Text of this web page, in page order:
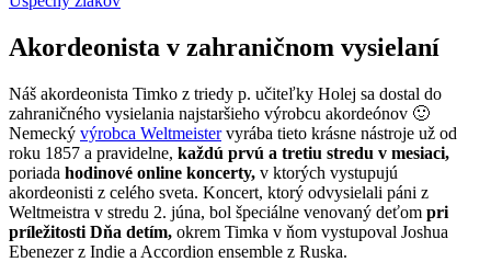
Akordeonista v zahraničnom vysielaní
Náš akordeonista Timko z triedy p. učiteľky Holej sa dostal do
zahraničného vysielania najstaršieho výrobcu akordeónov 🙂
Nemecký výrobca Weltmeistervyrába tieto krásne nástroje už od
roku 1857 a pravidelne, každú prvú a tretiu stredu v mesiaci,
poriada hodinové online koncerty, v ktorých vystupujú
akordeonisti z celého sveta. Koncert, ktorý odvysielali páni z
Weltmeistra v stredu 2. júna, bol špeciálne venovaný deťom pri
príležitosti Dňa detím, okrem Timka v ňom vystupoval Joshua
Ebenezer z Indie a Accordion ensemble z Ruska.